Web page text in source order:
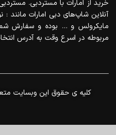
خرید از امارات با مستردبی.
آنلاین شاپ‌های دبی امارات مانند :
مایکرولس و … بوده و سفارش
مربوطه در اسرع وقت به آدرس
.کلیه ی حقوق این وبسایت